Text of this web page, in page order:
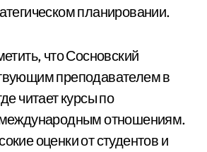
планировании.
что Сосновский
преподавателем в
читает курсы по
международным отношениям.
оценки от студентов и